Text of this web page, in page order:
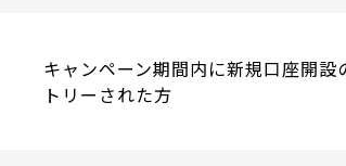
キャンペーン期間内に新規口座開
トリーされた方